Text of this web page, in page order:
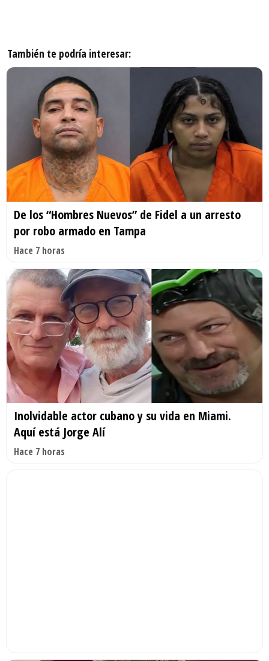
También te podría interesar:
De los “Hombres Nuevos” de Fidel a un arresto
por robo armado en Tampa
Hace 7 horas
Inolvidable actor cubano y su vida en Miami.
Aquí está Jorge Alí
Hace 7 horas